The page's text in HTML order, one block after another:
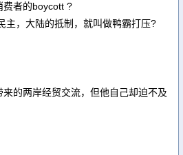
费者的boycott ?
主，大陆的抵制，就叫做鸭霸打压?
的两岸经贸交流，但他自己却迫不及